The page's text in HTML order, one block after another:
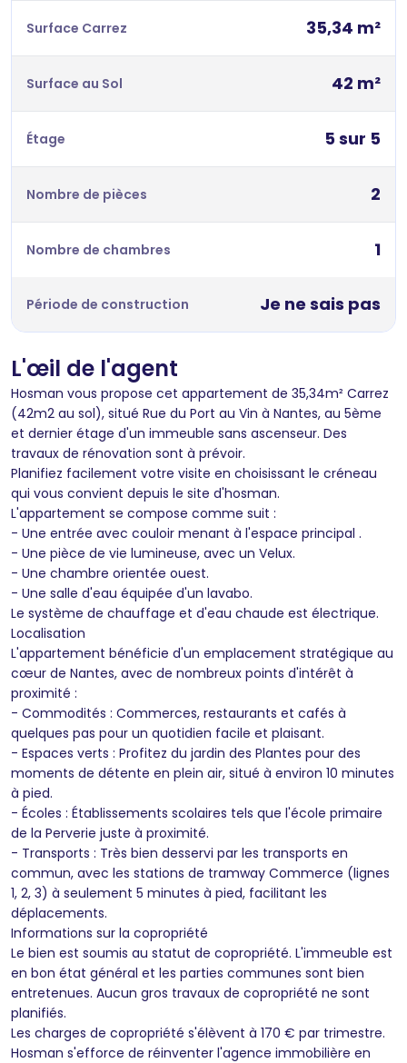
Surface Carrez 35,34 m²
Surface au Sol 42 m²
Étage 5 sur 5
Nombre de pièces 2
Nombre de chambres 1
Période de construction Je ne sais pas
L'œil de l'agent
Hosman vous propose cet appartement de 35,34m² Carrez
(42m2 au sol), situé Rue du Port au Vin à Nantes, au 5ème
et dernier étage d'un immeuble sans ascenseur. Des
travaux de rénovation sont à prévoir.
Planifiez facilement votre visite en choisissant le créneau
qui vous convient depuis le site d'hosman.
L'appartement se compose comme suit :
- Une entrée avec couloir menant à l'espace principal .
- Une pièce de vie lumineuse, avec un Velux.
- Une chambre orientée ouest.
- Une salle d'eau équipée d'un lavabo.
Le système de chauffage et d'eau chaude est électrique.
Localisation
L'appartement bénéficie d'un emplacement stratégique au
cœur de Nantes, avec de nombreux points d'intérêt à
proximité :
- Commodités : Commerces, restaurants et cafés à
quelques pas pour un quotidien facile et plaisant.
- Espaces verts : Profitez du jardin des Plantes pour des
moments de détente en plein air, situé à environ 10 minutes
à pied.
- Écoles : Établissements scolaires tels que l'école primaire
de la Perverie juste à proximité.
- Transports : Très bien desservi par les transports en
commun, avec les stations de tramway Commerce (lignes
1, 2, 3) à seulement 5 minutes à pied, facilitant les
déplacements.
Informations sur la copropriété
Le bien est soumis au statut de copropriété. L'immeuble est
en bon état général et les parties communes sont bien
entretenues. Aucun gros travaux de copropriété ne sont
planifiés.
Les charges de copropriété s'élèvent à 170 € par trimestre.
Hosman s'efforce de réinventer l'agence immobilière en